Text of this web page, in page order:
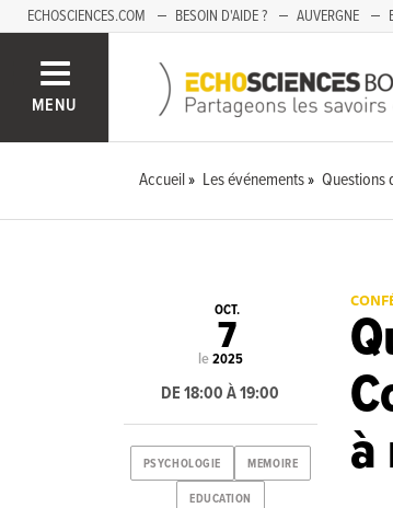
ECHOSCIENCES.COM BESOIN D'AIDE ? AUVERGNE
MENU
Accueil Les événements Questions
à
le
OCT.
7
2025
DE 18:00 À 19:00
PSYCHOLOGIE MEMOIRE
EDUCATION